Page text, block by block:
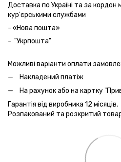
Доставка по Україні та за
кур'єрськими службами
- «Нова пошта»
- "Укрпошта"
Можливі варіанти оплати
Накладений платіж
На рахунок або на картку
Гарантія від виробника 12 місяців.
Розпакований та розкритий